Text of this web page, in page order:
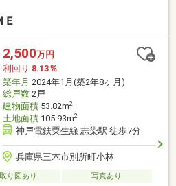
2,500万円
利回り 8.13％
築年月 2024年1月(築2年8ヶ月)
総戸数2戸
建物面積53.82m2
土地面積105.93m2
神戸電鉄粟生線 志染駅 徒歩7分
兵庫県三木市別所町小林
り図あり
写真あり